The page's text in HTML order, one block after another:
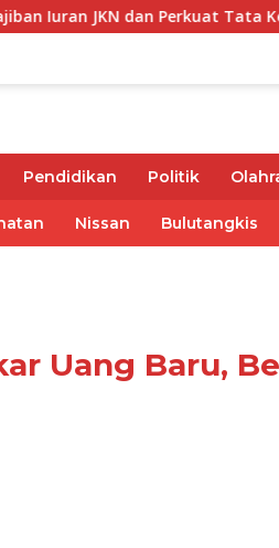
dan Perkuat Tata Kelola
Pendidikan Politik
Nissan Bulutangkis
Uang Baru,